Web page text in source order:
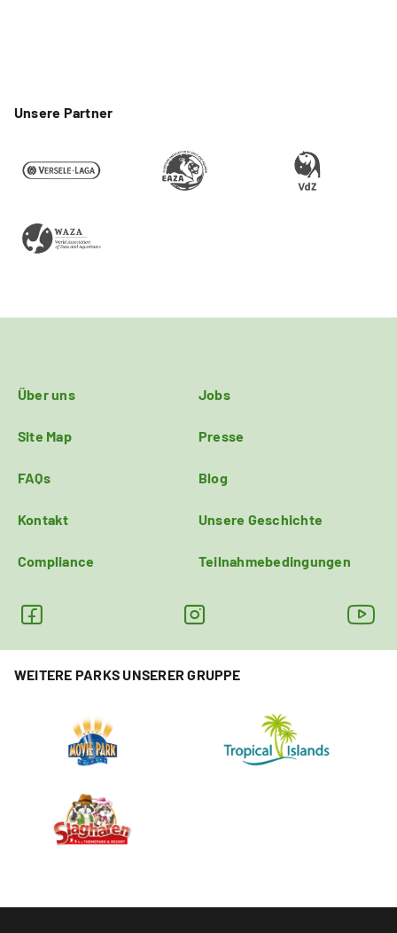
Unsere Partner
Über uns Jobs
Site Map Presse
FAQs Blog
Kontakt Unsere Geschichte
Compliance Teilnahmebedingungen
WEITERE PARKS UNSERER GRUPPE